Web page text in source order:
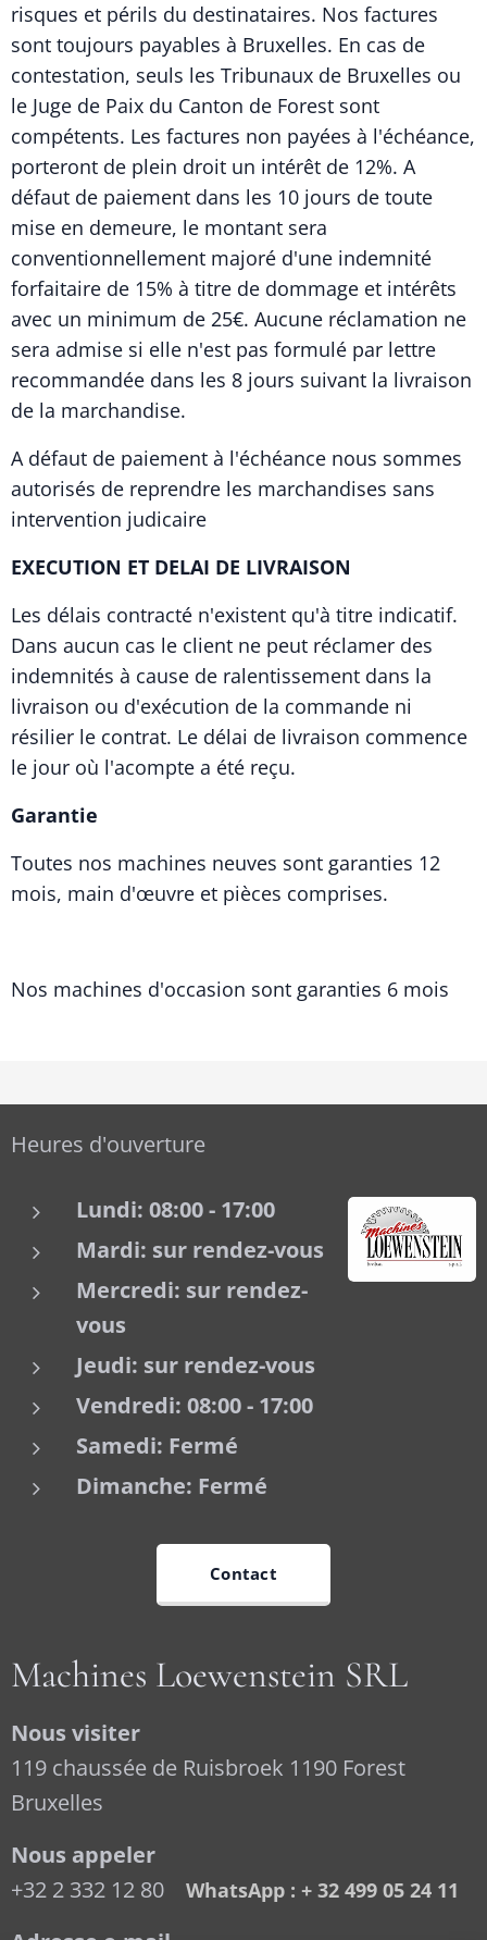
risques et périls du destinataires. Nos factures
sont toujours payables à Bruxelles. En cas de
contestation, seuls les Tribunaux de Bruxelles ou
le Juge de Paix du Canton de Forest sont
compétents. Les factures non payées à l'échéance,
porteront de plein droit un intérêt de 12%. A
défaut de paiement dans les 10 jours de toute
mise en demeure, le montant sera
conventionnellement majoré d'une indemnité
forfaitaire de 15% à titre de dommage et intérêts
avec un minimum de 25€. Aucune réclamation ne
sera admise si elle n'est pas formulé par lettre
recommandée dans les 8 jours suivant la livraison
de la marchandise.
A défaut de paiement à l'échéance nous sommes
autorisés de reprendre les marchandises sans
intervention judicaire
EXECUTION ET DELAI DE LIVRAISON
Les délais contracté n'existent qu'à titre indicatif.
Dans aucun cas le client ne peut réclamer des
indemnités à cause de ralentissement dans la
livraison ou d'exécution de la commande ni
résilier le contrat. Le délai de livraison commence
le jour où l'acompte a été reçu.
Garantie
Toutes nos machines neuves sont garanties 12
mois, main d'œuvre et pièces comprises.
Nos machines d'occasion sont garanties 6 mois
Heures d'ouverture
Lundi: 08:00 - 17:00
Mardi: sur rendez-vous
Mercredi: sur rendez-
vous
Jeudi: sur rendez-vous
Vendredi: 08:00 - 17:00
Samedi: Fermé
Dimanche: Fermé
Contact
Machines Loewenstein SRL
Nous visiter
119 chaussée de Ruisbroek 1190 Forest
Bruxelles
Nous appeler
+32 2 332 12 80 WhatsApp : + 32 499 05 24 11